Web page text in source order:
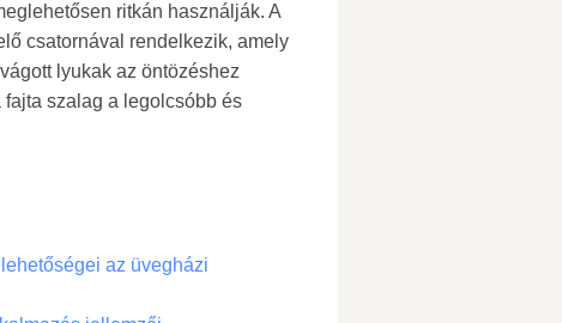
ritkán használják. A
csatornával rendelkezik, amely
lyukak az öntözéshez
szalag a legolcsóbb és
az üvegházi